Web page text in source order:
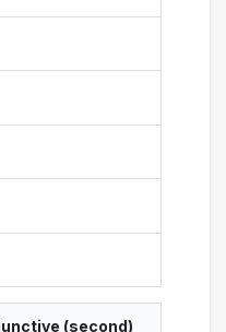
(second)